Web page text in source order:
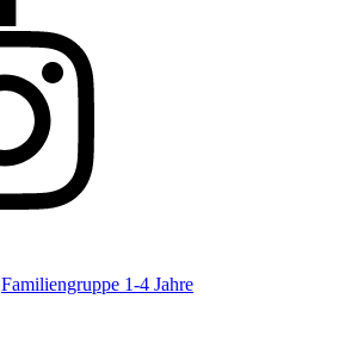
Familiengruppe 1-4 Jahre